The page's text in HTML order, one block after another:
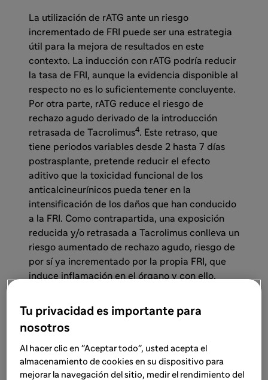
La utilización de rATG ante un riesgo
incrementado de FRI puede ser una estrategia
útil para la mejora de resultados en este
contexto. La inducción con rATG podría reducir
la tasa de FRI, aunque la evidencia disponible al
respecto no es lo suficientemente concluyente.
Por otra parte, rATG reduce el riesgo de
rechazo agudo derivado de la introducción
retrasada de Tacrolimus4. Este retraso, que
tiene periodos variables desde 2 hasta 7 días
postrasplante, pretende reducir el efecto
aditivo que la toxicidad funcional de los
anticalcineurínicos pueda tener en la
intensificación de los daños que han conducido
a la FRI. Como contrapartida, una exposición
reducida y/o retrasada a Tacrolimus conlleva un
riesgo aumentado de rechazo agudo, riesgo de
por sí ya incrementado por la propia FRI, que
induce inflamación en el órgano y con ello,
conducirá a la activación de la inmunidad
innata y adaptativa.
El caso que presentamos ilustra bien esta
situación. Se trata de un paciente de 73 años,
Tu privacidad es importante para
nosotros
Al hacer clic en "Aceptar todo", usted acepta el
almacenamiento de cookies en su dispositivo para
mejorar la navegación del sitio, medir el rendimiento del